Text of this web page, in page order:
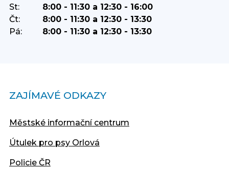
St:
8:00 - 11:30 a 12:30 - 16:00
Čt:
8:00 - 11:30 a 12:30 - 13:30
Pá:
8:00 - 11:30 a 12:30 - 13:30
ZAJÍMAVÉ ODKAZY
Městské informační centrum
Útulek pro psy Orlová
Policie ČR